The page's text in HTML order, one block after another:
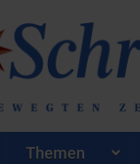
Themen